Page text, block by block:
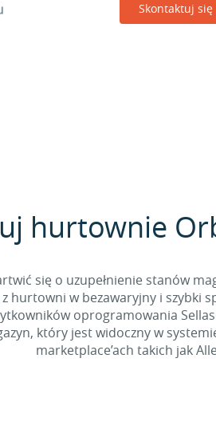
Skontaktuj się
hurtownie
się o uzupełnienie stanów
hurtowni w bezawaryjny i szybki
oprogramowania
który jest widoczny w
marketplace’ach takich jak